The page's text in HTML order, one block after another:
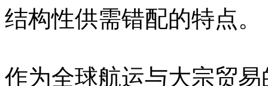
结构性供需错配的特点。
作为全球航运与大宗贸